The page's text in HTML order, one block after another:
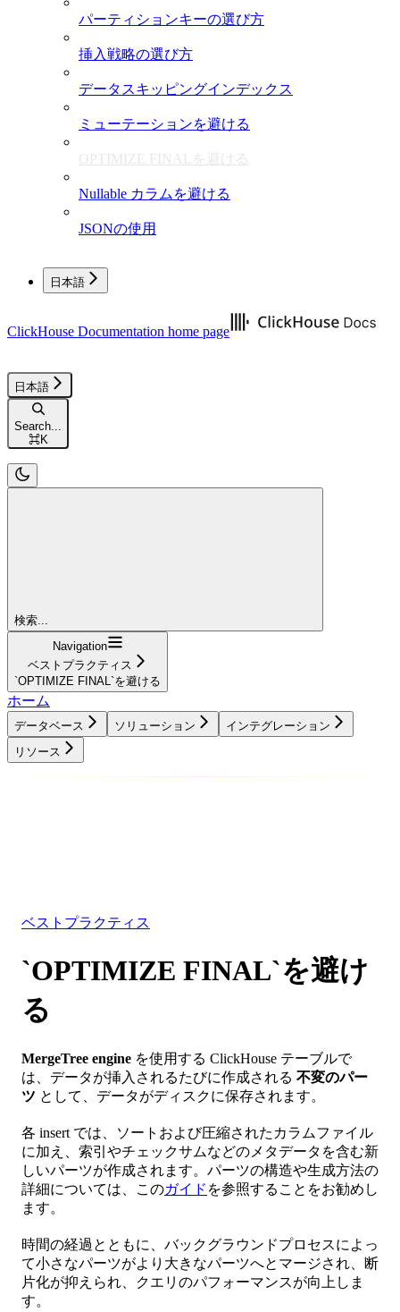
パーティションキーの選び方
挿入戦略の選び方
データスキッピングインデックス
ミューテーションを避ける
OPTIMIZE FINALを避ける
Nullable カラムを避ける
JSONの使用
日本語
ClickHouse Documentation home page
日本語
Search...
⌘K
検索...
Navigation
ベストプラクティス
`OPTIMIZE FINAL`を避ける
ホーム
データベース ソリューション
インテグレーション
リソース
ベストプラクティス
`OPTIMIZE FINAL`を避け
る
MergeTree engine を使用する ClickHouse テーブルで
は、データが挿入されるたびに作成される 不変のパー
ツ として、データがディスクに保存されます。
各 insert では、ソートおよび圧縮されたカラムファイル
に加え、索引やチェックサムなどのメタデータを含む新
しいパーツが作成されます。パーツの構造や生成方法の
詳細については、このガイド を参照することをお勧めし
ます。
時間の経過とともに、バックグラウンドプロセスによっ
て小さなパーツがより大きなパーツへとマージされ、断
片化が抑えられ、クエリのパフォーマンスが向上しま
す。